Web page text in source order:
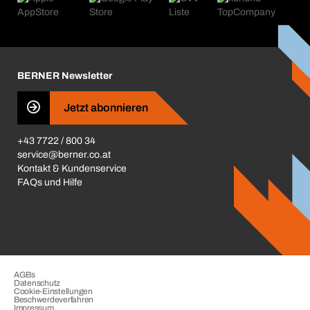
Kataloge & Broschüren
Presse
Business Conduct
BERNER Newsletter
Jetzt abonnieren
+43 7722 / 800 34
service@berner.co.at
Kontakt & Kundenservice
FAQs und Hilfe
AGBs
Datenschutz
Cookie-Einstellungen
Beschwerdeverfahren
Impressum